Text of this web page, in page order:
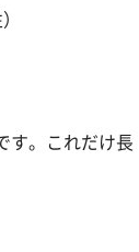
す。これだけ長